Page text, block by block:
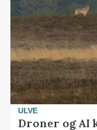
ULVE
Droner og AI